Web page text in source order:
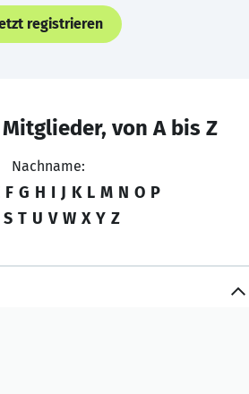
registrieren
Mitglieder, von A bis Z
Nachname:
F G H I J K L M N O P
S T U V W X Y Z